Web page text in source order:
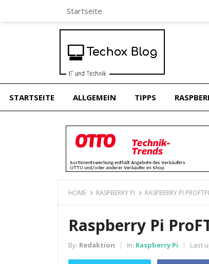
Startseite
STARTSEITE ALLGEMEIN TIPPS
HOME RASPBERRY PI RASPBERRY PI
Raspberry Pi
By: Redaktion | In: Raspberry Pi | Last